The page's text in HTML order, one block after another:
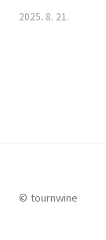
다. 그러나 방송 후
기', 떡볶이 맛집에
2025. 8. 21.
© tournwine